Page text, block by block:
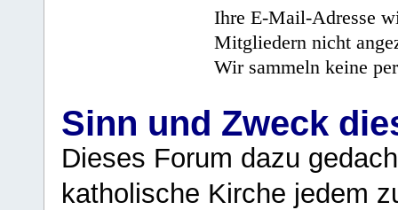
Ihre E-Mail-Adresse
Mitgliedern nicht
Wir sammeln keine
Sinn und Zweck
Dieses Forum dazu
katholische Kirche jedem